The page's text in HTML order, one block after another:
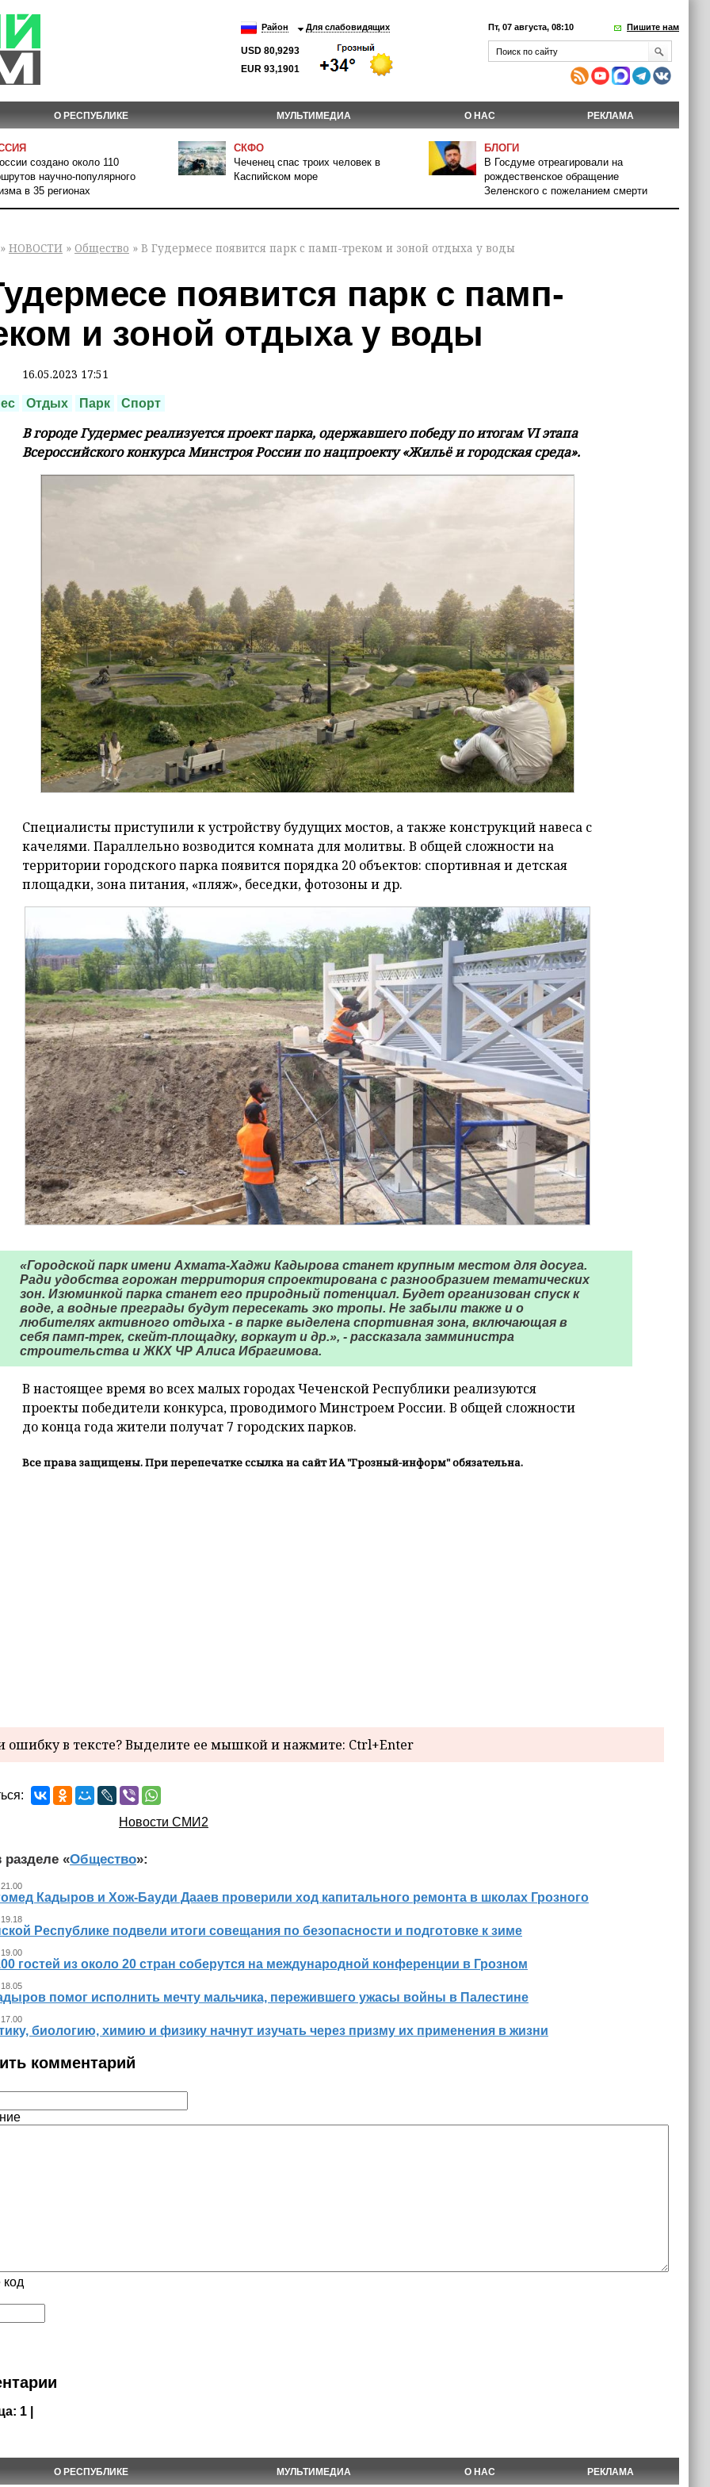
Район Для слабовидящих
USD 80,9293
EUR 93,1901
Пт, 07 августа, 08:10 Пишите нам
О РЕСПУБЛИКЕ МУЛЬТИМЕДИА О НАС РЕКЛАМА
создано около 110
научно-популярного
в 35 регионах
СКФО
Чеченец спас троих человек в
Каспийском море
БЛОГИ
В Госдуме отреагировали на
рождественское обращение
Зеленского с пожеланием смерти
» НОВОСТИ » Общество » В Гудермесе появится парк с памп-треком и зоной отдыха у воды
появится парк с памп-
и зоной отдыха у воды
16.05.2023 17:51
Отдых Парк Спорт
В городе Гудермес реализуется проект парка, одержавшего победу по итогам VI этапа
Всероссийского конкурса Минстроя России по нацпроекту «Жильё и городская среда».
Специалисты приступили к устройству будущих мостов, а также конструкций навеса с
качелями. Параллельно возводится комната для молитвы. В общей сложности на
территории городского парка появится порядка 20 объектов: спортивная и детская
площадки, зона питания, «пляж», беседки, фотозоны и др.
«Городской парк имени Ахмата-Хаджи Кадырова станет крупным местом для досуга.
Ради удобства горожан территория спроектирована с разнообразием тематических
зон. Изюминкой парка станет его природный потенциал. Будет организован спуск к
воде, а водные преграды будут пересекать эко тропы. Не забыли также и о
любителях активного отдыха - в парке выделена спортивная зона, включающая в
себя памп-трек, скейт-площадку, воркаут и др.», - рассказала замминистра
строительства и ЖКХ ЧР Алиса Ибрагимова.
В настоящее время во всех малых городах Чеченской Республики реализуются
проекты победители конкурса, проводимого Минстроем России. В общей сложности
до конца года жители получат 7 городских парков.
Все права защищены. При перепечатке ссылка на сайт ИА "Грозный-информ" обязательна.
в тексте? Выделите ее мышкой и нажмите: Ctrl+Enter
Новости СМИ2
разделе «Общество»:
Кадыров и Хож-Бауди Дааев проверили ход капитального ремонта в школах Грозного
Республике подвели итоги совещания по безопасности и подготовке к зиме
гостей из около 20 стран соберутся на международной конференции в Грозном
помог исполнить мечту мальчика, пережившего ужасы войны в Палестине
биологию, химию и физику начнут изучать через призму их применения в жизни
комментарий
код
1 |
О РЕСПУБЛИКЕ МУЛЬТИМЕДИА О НАС РЕКЛАМА